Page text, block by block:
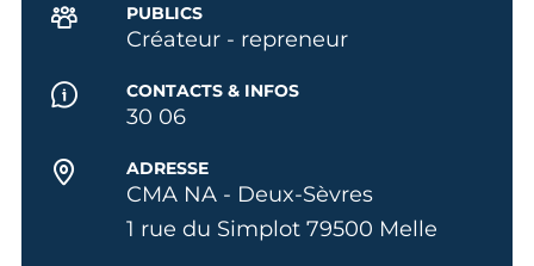
PUBLICS
Créateur - repreneur
CONTACTS & INFOS
30 06
ADRESSE
CMA NA - Deux-Sèvres
1 rue du Simplot 79500 Melle